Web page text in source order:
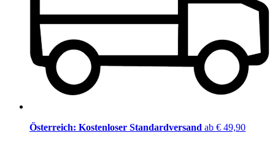
Österreich: Kostenloser Standardversand ab € 49,90